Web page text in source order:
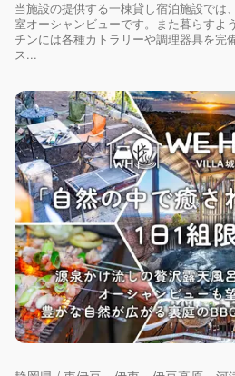
当施設の提供する一棟貸し宿泊施設では
室オーシャンビューです。また暮らすよ
チンには各種カトラリーや調理器具を完
ス...